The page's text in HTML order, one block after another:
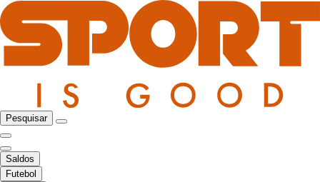
Pesquisar
Saldos
Futebol